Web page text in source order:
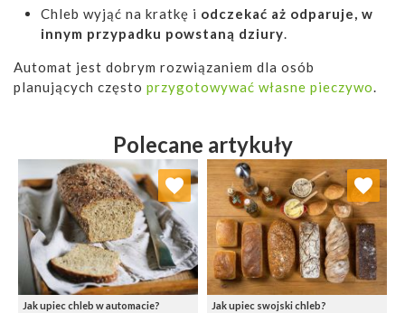
Chleb wyjąć na kratkę i odczekać aż odparuje, w
innym przypadku powstaną dziury.
Automat jest dobrym rozwiązaniem dla osób
planujących często przygotowywać własne pieczywo.
Polecane artykuły
Jak upiec chleb w automacie?
Dodaj do ulubionych
Wybierz listę:
Jak upiec swojski chleb?
Dodaj do ulubionych
Wybierz listę: